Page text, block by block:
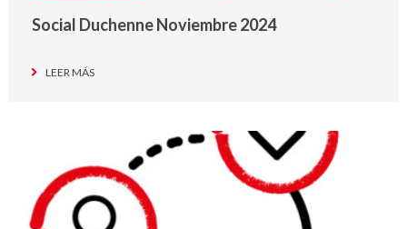
Social Duchenne Noviembre 2024
LEER MÁS